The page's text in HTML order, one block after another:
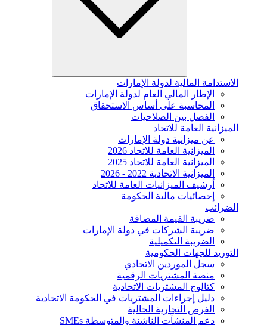
الاستدامة المالية لدولة الإمارات
الإطار المالي العام لدولة الإمارات
المحاسبة على أساس الاستحقاق
الفصل بين الصلاحيات
الميزانية العامة للاتحاد
عن ميزانية دولة الإمارات
الميزانية العامة للاتحاد 2026
الميزانية العامة للاتحاد 2025
الميزانية الاتحادية 2022 - 2026
أرشيف الميزانيات العامة للاتحاد
إحصائيات مالية الحكومة
الضرائب
ضريبة القيمة المضافة
ضريبة الشركات في دولة الإمارات
الضريبة التكميلية
التوريد للجهات الحكومية
سجل الموردين الاتحادي
منصة المشتريات الرقمية
كتالوج المشتريات الاتحادية
دليل إجراءات المشتريات في الحكومة الاتحادية
الفرص التجارية الحالية
دعم المنشآت الناشئة والمتوسطة SMEs